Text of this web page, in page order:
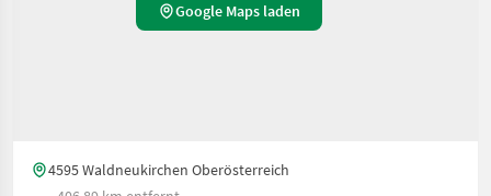
Google Maps laden
4595 Waldneukirchen Oberösterreich